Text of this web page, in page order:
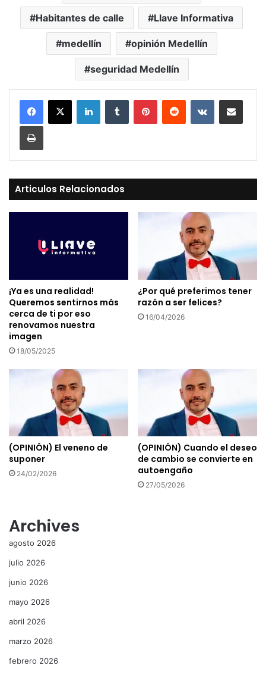
Habitantes de calle Llave Informativa
medellín opinión Medellín
seguridad Medellín
LinkedInTumblr PinterestReddit VKontakteCompartir vía Mail
Print
Articulos Relacionados
¡Ya es una realidad!
Queremos sentirnos más
cerca de ti por eso
renovamos nuestra
imagen
18/05/2025
¿Por qué preferimos tener
razón a ser felices?
16/04/2026
(OPINIÓN) El veneno de
suponer
24/02/2026
(OPINIÓN) Cuando el deseo
de cambio se convierte en
autoengaño
27/05/2026
Archives
agosto 2026
julio 2026
junio 2026
mayo 2026
abril 2026
marzo 2026
febrero 2026